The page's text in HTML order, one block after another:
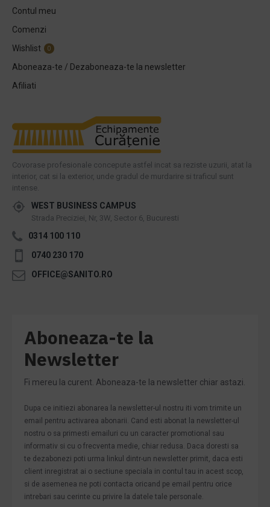
Contul meu
Comenzi
Wishlist
0
Aboneaza-te / Dezaboneaza-te la newsletter
Afiliati
Covorase profesionale concepute astfel incat sa reziste uzurii, atat la
interior, cat si la exterior, unde gradul de murdarire si traficul sunt
intense.
WEST BUSINESS CAMPUS
Strada Preciziei, Nr, 3W, Sector 6, Bucuresti
0314 100 110
0740 230 170
OFFICE@SANITO.RO
Aboneaza-te la
Newsletter
Fi mereu la curent. Aboneaza-te la newsletter chiar astazi.
Dupa ce initiezi abonarea la newsletter-ul nostru iti vom trimite un
email pentru activarea abonarii. Cand esti abonat la newsletter-ul
nostru o sa primesti emailuri cu un caracter promotional sau
informativ si cu o frecventa medie, chiar redusa. Daca doresti sa
te dezabonezi poti urma linkul dintr-un newsletter primit, daca esti
client inregistrat ai o sectiune speciala in contul tau in acest scop,
si de asemenea ne poti contacta oricand pe email pentru orice
intrebari sau cerinte cu privire la datele tale personale.